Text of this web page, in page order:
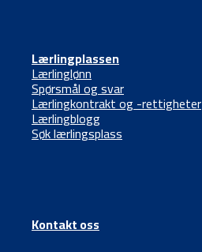
Lærlingplassen
Lærlinglønn
Spørsmål og svar
Lærlingkontrakt og -rettigheter
Lærlingblogg
Søk lærlingsplass
Kontakt oss